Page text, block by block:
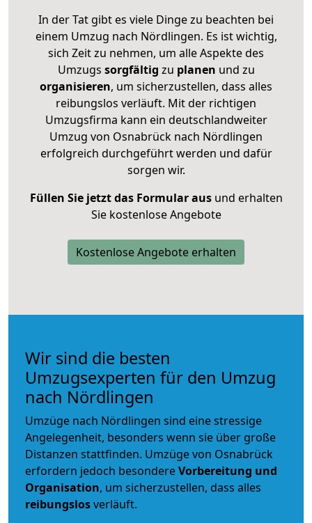
In der Tat gibt es viele Dinge zu beachten bei
einem Umzug nach Nördlingen. Es ist wichtig,
sich Zeit zu nehmen, um alle Aspekte des
Umzugs sorgfältig zu planen und zu
organisieren, um sicherzustellen, dass alles
reibungslos verläuft. Mit der richtigen
Umzugsfirma kann ein deutschlandweiter
Umzug von Osnabrück nach Nördlingen
erfolgreich durchgeführt werden und dafür
sorgen wir.
Füllen Sie jetzt das Formular ausund erhalten
Sie kostenlose Angebote
Kostenlose Angebote erhalten
Wir sind die besten
Umzugsexperten für den Umzug
nach Nördlingen
Umzüge nach Nördlingen sind eine stressige
Angelegenheit, besonders wenn sie über große
Distanzen stattfinden. Umzüge von Osnabrück
erfordern jedoch besondereVorbereitung und
Organisation, um sicherzustellen, dass alles
reibungslosverläuft.